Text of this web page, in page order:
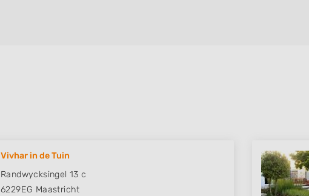
Vivhar in de Tuin
Randwycksingel 13 c
6229EG Maastricht